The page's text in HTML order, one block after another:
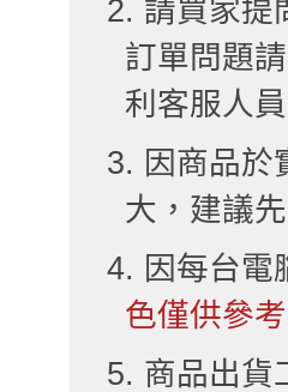
2. 請買家提
訂單問題
利客服人
3. 因商品於
大，建議
4. 因每台電
色僅供參
5. 商品出貨